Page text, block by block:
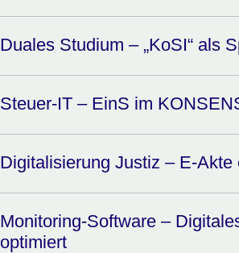
Duales Studium – „KoSI“ als
Steuer-IT – EinS im
Digitalisierung Justiz – E-
Monitoring-Software –
optimiert